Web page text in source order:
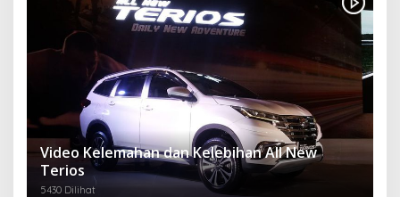
Video Kelemahan dan Kelebihan All New
Terios
5430 Dilihat